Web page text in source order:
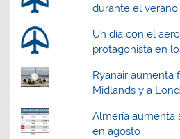
durante el verano
Un día con el
protagonista en
Ryanair aumenta
Midlands y a
Almería aumenta
en agosto